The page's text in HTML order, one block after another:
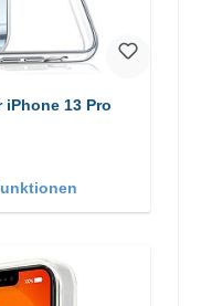
iPhone 13 Pro